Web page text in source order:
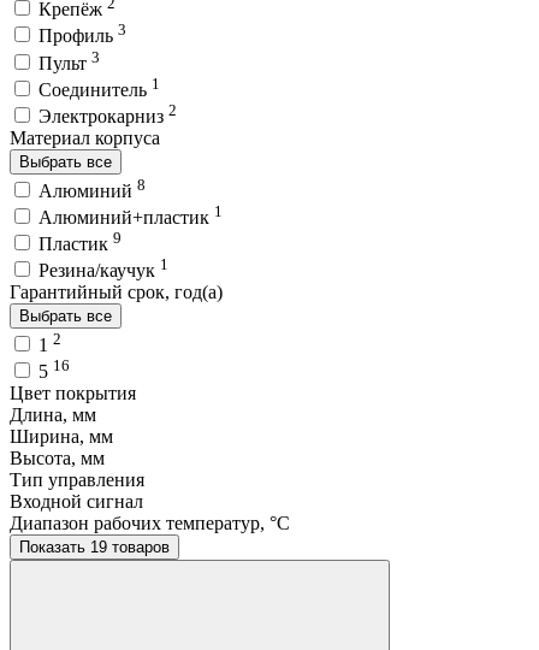
Крепёж
Профиль 3
Пульт 3
Соединитель 1
Электрокарниз 2
Материал корпуса
Выбрать все
Алюминий 8
Алюминий+пластик 1
Пластик 9
Резина/каучук 1
Гарантийный срок, год(а)
Выбрать все
1 2
5 16
Цвет покрытия
Длина, мм
Ширина, мм
Высота, мм
Тип управления
Входной сигнал
Диапазон рабочих температур, °C
Показать 19 товаров